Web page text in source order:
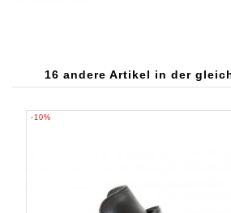
16 andere Artikel in der
-10%